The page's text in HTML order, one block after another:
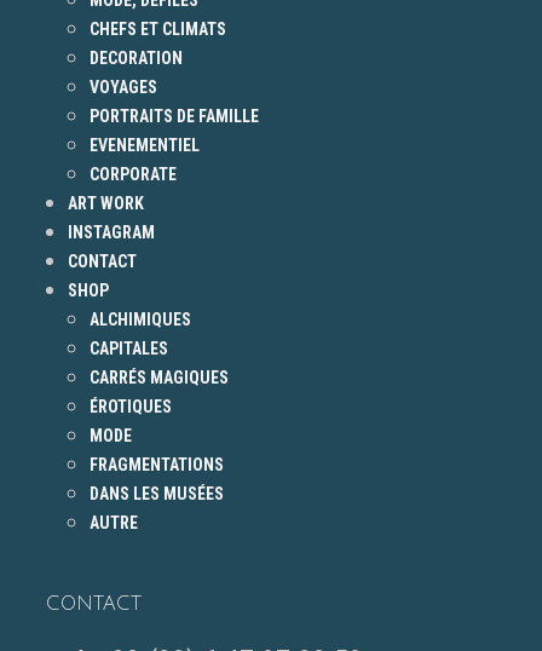
CHEFS ET CLIMATS
DECORATION
VOYAGES
PORTRAITS DE FAMILLE
EVENEMENTIEL
CORPORATE
ART WORK
INSTAGRAM
CONTACT
SHOP
ALCHIMIQUES
CAPITALES
CARRÉS MAGIQUES
ÉROTIQUES
MODE
FRAGMENTATIONS
DANS LES MUSÉES
AUTRE
CONTACT